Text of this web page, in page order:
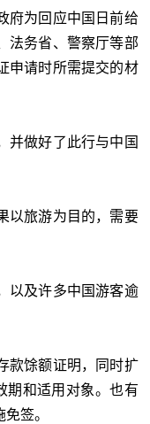
府为回应中国日前给
法务省、警察厅等部
申请时所需提交的材
并做好了此行与中国
以旅游为目的，需要
以及许多中国游客逾
款馀额证明，同时扩
期和适用对象。也有
签。